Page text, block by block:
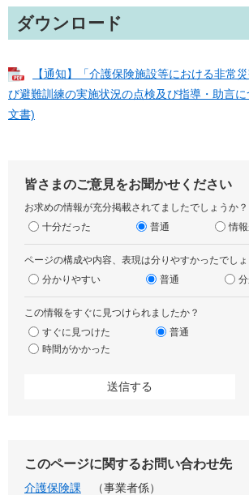
ダウンロード
【通知】「介護保険施設等における非常
び避難訓練の実施状況の点検及び指導・助言
文書)
皆さまのご意見をお聞かせください
お求めの情報が充分掲載されてましたでしょうか？
十分だった
普通 情
ページの構成や内容、表現は分りやすかったでしょ
分かりやすい
普通
この情報をすぐに見つけられましたか？
すぐに見つけた
普通
時間がかかった
このページに関するお問い合わせ先
介護保険課
事業者係